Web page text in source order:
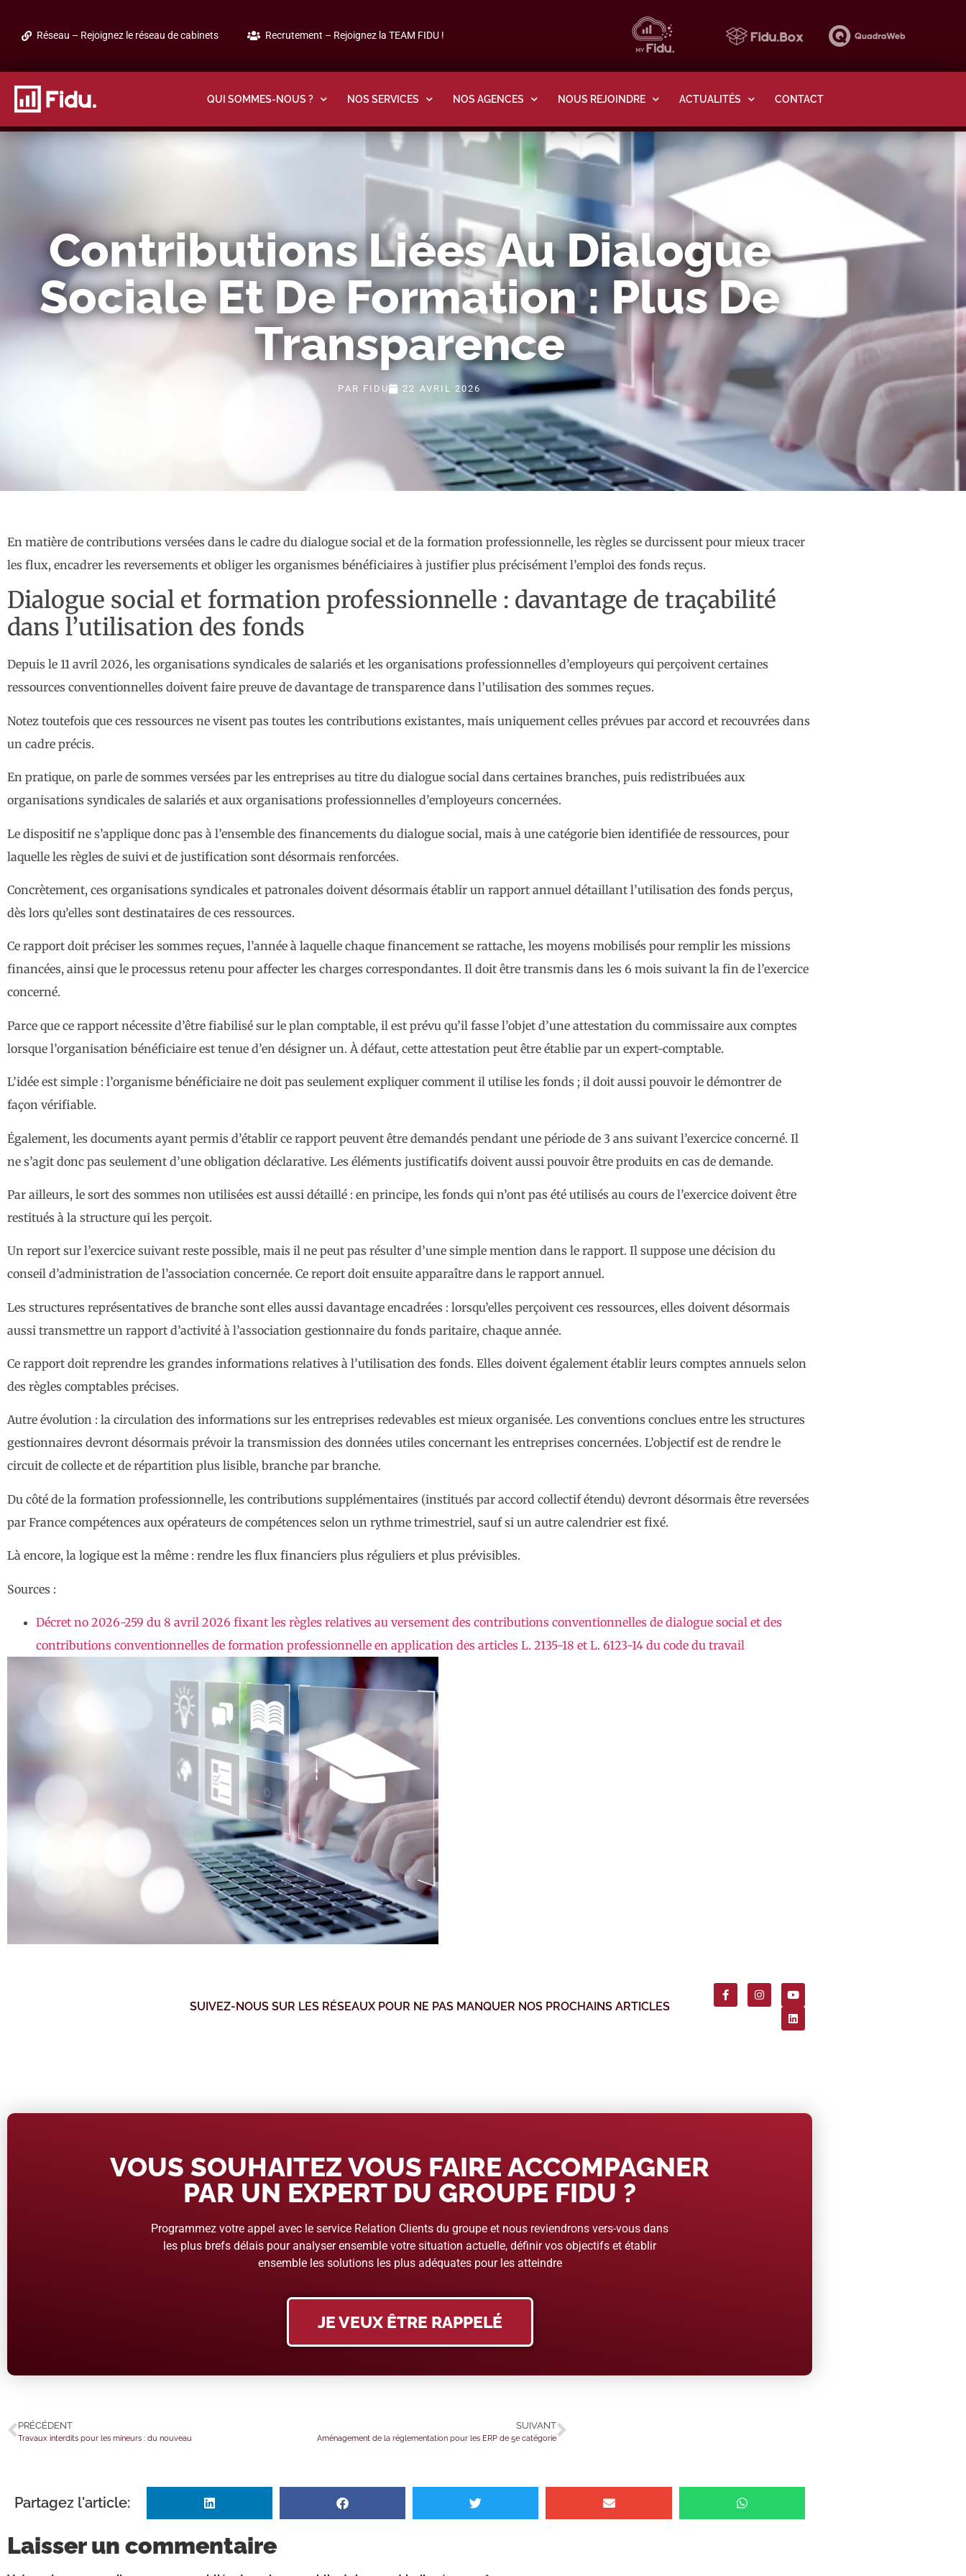
Réseau – Rejoignez le réseau de cabinets Recrutement – Rejoignez la TEAM FIDU !
QUI SOMMES-NOUS ? NOS SERVICES NOS AGENCES NOUS REJOINDRE ACTUALITÉS CONTACT
Contributions Liées Au Dialogue
Sociale Et De Formation : Plus De
Transparence
PAR FIDU 22 AVRIL 2026
En matière de contributions versées dans le cadre du dialogue social et de la formation professionnelle, les règles se durcissent pour mieux tracer
les flux, encadrer les reversements et obliger les organismes bénéficiaires à justifier plus précisément l’emploi des fonds reçus.
Dialogue social et formation professionnelle : davantage de traçabilité
dans l’utilisation des fonds
Depuis le 11 avril 2026, les organisations syndicales de salariés et les organisations professionnelles d’employeurs qui perçoivent certaines
ressources conventionnelles doivent faire preuve de davantage de transparence dans l’utilisation des sommes reçues.
Notez toutefois que ces ressources ne visent pas toutes les contributions existantes, mais uniquement celles prévues par accord et recouvrées dans
un cadre précis.
En pratique, on parle de sommes versées par les entreprises au titre du dialogue social dans certaines branches, puis redistribuées aux
organisations syndicales de salariés et aux organisations professionnelles d’employeurs concernées.
Le dispositif ne s’applique donc pas à l’ensemble des financements du dialogue social, mais à une catégorie bien identifiée de ressources, pour
laquelle les règles de suivi et de justification sont désormais renforcées.
Concrètement, ces organisations syndicales et patronales doivent désormais établir un rapport annuel détaillant l’utilisation des fonds perçus,
dès lors qu’elles sont destinataires de ces ressources.
Ce rapport doit préciser les sommes reçues, l’année à laquelle chaque financement se rattache, les moyens mobilisés pour remplir les missions
financées, ainsi que le processus retenu pour affecter les charges correspondantes. Il doit être transmis dans les 6 mois suivant la fin de l’exercice
concerné.
Parce que ce rapport nécessite d’être fiabilisé sur le plan comptable, il est prévu qu’il fasse l’objet d’une attestation du commissaire aux comptes
lorsque l’organisation bénéficiaire est tenue d’en désigner un. À défaut, cette attestation peut être établie par un expert-comptable.
L’idée est simple : l’organisme bénéficiaire ne doit pas seulement expliquer comment il utilise les fonds ; il doit aussi pouvoir le démontrer de
façon vérifiable.
Également, les documents ayant permis d’établir ce rapport peuvent être demandés pendant une période de 3 ans suivant l’exercice concerné. Il
ne s’agit donc pas seulement d’une obligation déclarative. Les éléments justificatifs doivent aussi pouvoir être produits en cas de demande.
Par ailleurs, le sort des sommes non utilisées est aussi détaillé : en principe, les fonds qui n’ont pas été utilisés au cours de l’exercice doivent être
restitués à la structure qui les perçoit.
Un report sur l’exercice suivant reste possible, mais il ne peut pas résulter d’une simple mention dans le rapport. Il suppose une décision du
conseil d’administration de l’association concernée. Ce report doit ensuite apparaître dans le rapport annuel.
Les structures représentatives de branche sont elles aussi davantage encadrées : lorsqu’elles perçoivent ces ressources, elles doivent désormais
aussi transmettre un rapport d’activité à l’association gestionnaire du fonds paritaire, chaque année.
Ce rapport doit reprendre les grandes informations relatives à l’utilisation des fonds. Elles doivent également établir leurs comptes annuels selon
des règles comptables précises.
Autre évolution : la circulation des informations sur les entreprises redevables est mieux organisée. Les conventions conclues entre les structures
gestionnaires devront désormais prévoir la transmission des données utiles concernant les entreprises concernées. L’objectif est de rendre le
circuit de collecte et de répartition plus lisible, branche par branche.
Du côté de la formation professionnelle, les contributions supplémentaires (institués par accord collectif étendu) devront désormais être reversées
par France compétences aux opérateurs de compétences selon un rythme trimestriel, sauf si un autre calendrier est fixé.
Là encore, la logique est la même : rendre les flux financiers plus réguliers et plus prévisibles.
Sources :
Décret no 2026-259 du 8 avril 2026 fixant les règles relatives au versement des contributions conventionnelles de dialogue social et des
contributions conventionnelles de formation professionnelle en application des articles L. 2135-18 et L. 6123-14 du code du travail
SUIVEZ-NOUS SUR LES RÉSEAUX POUR NE PAS MANQUER NOS PROCHAINS ARTICLES
VOUS SOUHAITEZ VOUS FAIRE ACCOMPAGNER
PAR UN EXPERT DU GROUPE FIDU ?
Programmez votre appel avec le service Relation Clients du groupe et nous reviendrons vers-vous dans
les plus brefs délais pour analyser ensemble votre situation actuelle, définir vos objectifs et établir
ensemble les solutions les plus adéquates pour les atteindre
JE VEUX ÊTRE RAPPELÉ
PRÉCÉDENT
Travaux interdits pour les mineurs : du nouveau
SUIVANT
Aménagement de la réglementation pour les ERP de 5e catégorie
Partagez l'article:
Laisser un commentaire